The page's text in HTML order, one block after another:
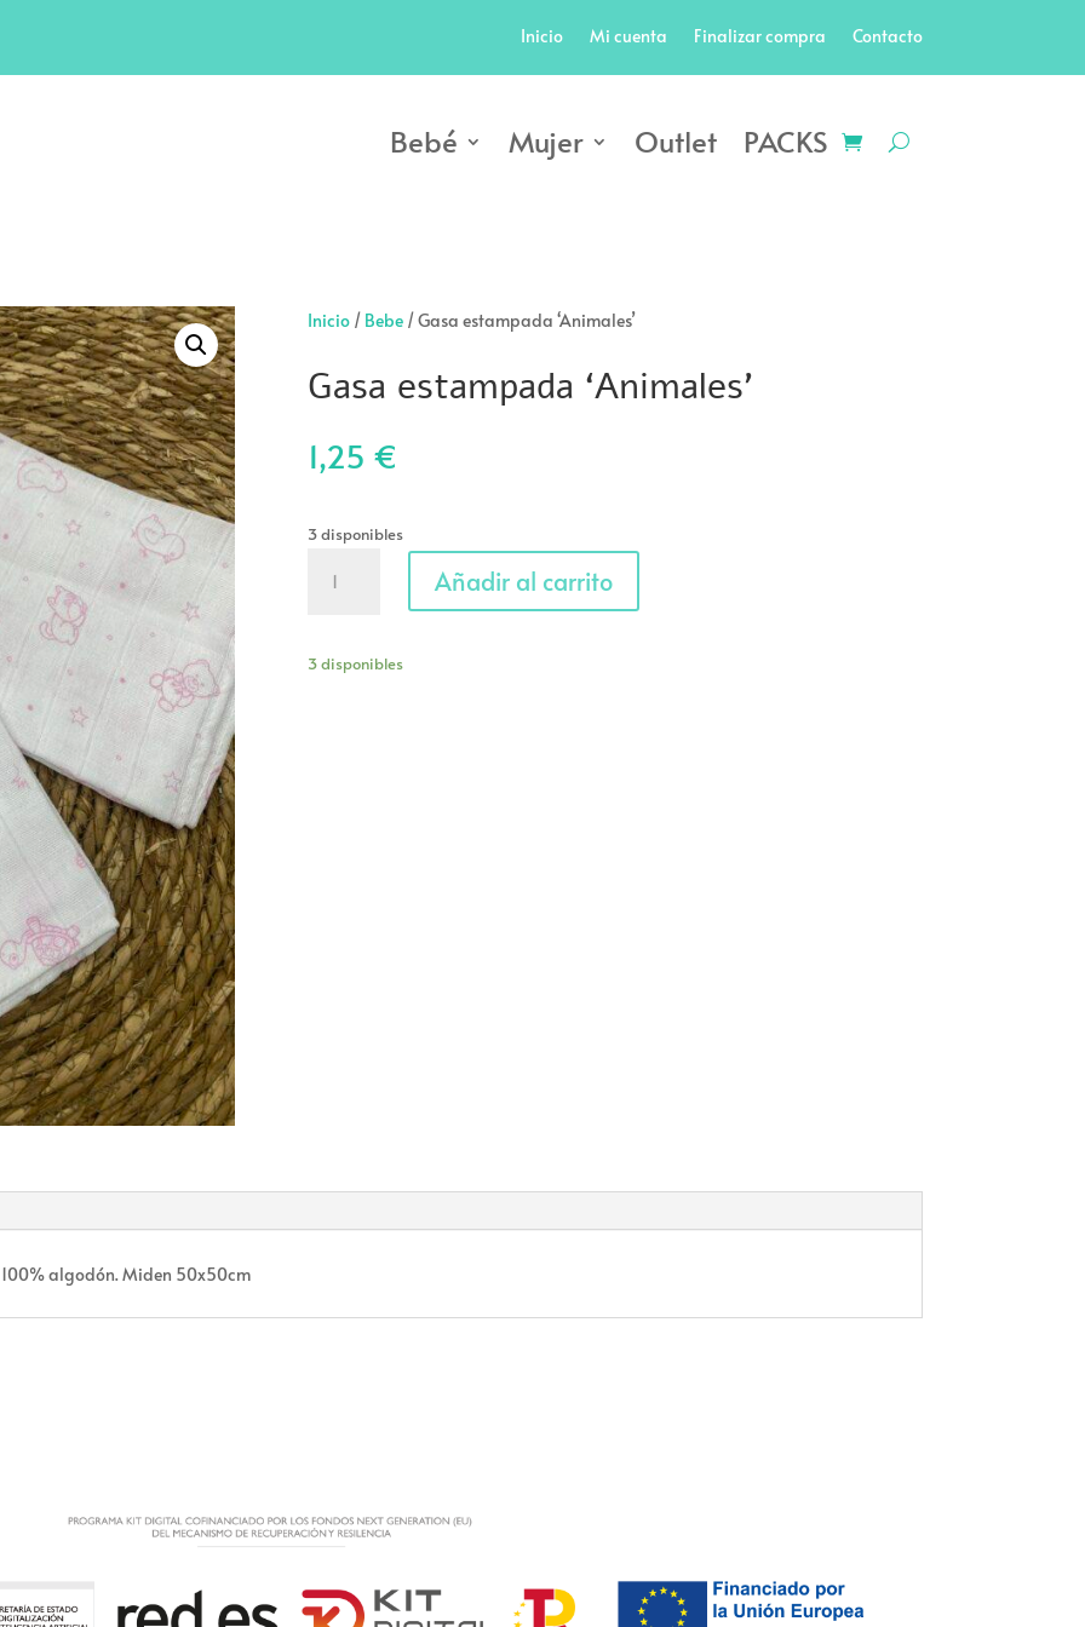
Inicio Mi cuenta Finalizar compra Contacto
Bebé Mujer Outlet PACKS
Inicio/ Bebe/ Gasa estampada ‘Animales’
Gasa estampada ‘Animales’
1,25 €
3 disponibles
estampada
Añadir al carrito
3 disponibles
algodón. Miden 50x50cm